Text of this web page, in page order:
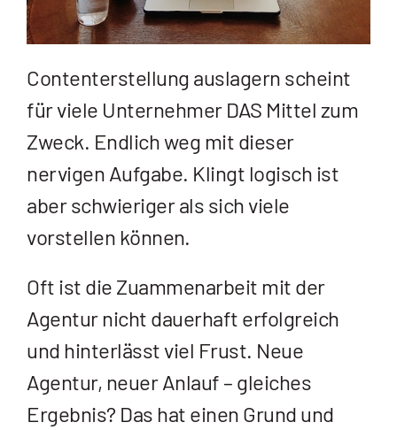
Contenterstellung auslagern scheint
für viele Unternehmer DAS Mittel zum
Zweck. Endlich weg mit dieser
nervigen Aufgabe. Klingt logisch ist
aber schwieriger als sich viele
vorstellen können.
Oft ist die Zuammenarbeit mit der
Agentur nicht dauerhaft erfolgreich
und hinterlässt viel Frust. Neue
Agentur, neuer Anlauf – gleiches
Ergebnis? Das hat einen Grund und